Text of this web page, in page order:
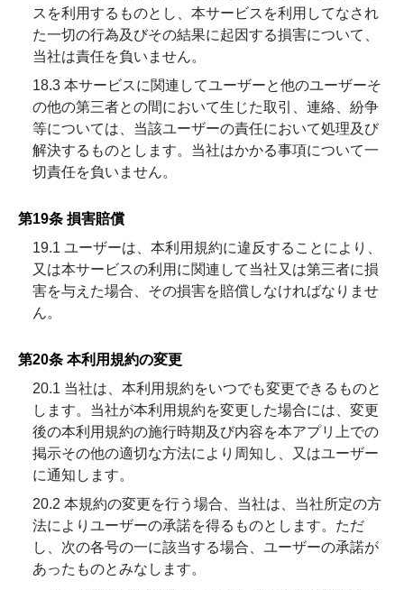
スを利用するものとし、本サービスを利用してなされ
た一切の行為及びその結果に起因する損害について、
当社は責任を負いません。
18.3 本サービスに関連してユーザーと他のユーザーそ
の他の第三者との間において生じた取引、連絡、紛争
等については、当該ユーザーの責任において処理及び
解決するものとします。当社はかかる事項について一
切責任を負いません。
第19条 損害賠償
19.1 ユーザーは、本利用規約に違反することにより、
又は本サービスの利用に関連して当社又は第三者に損
害を与えた場合、その損害を賠償しなければなりませ
ん。
第20条 本利用規約の変更
20.1 当社は、本利用規約をいつでも変更できるものと
します。当社が本利用規約を変更した場合には、変更
後の本利用規約の施行時期及び内容を本アプリ上での
掲示その他の適切な方法により周知し、又はユーザー
に通知します。
20.2 本規約の変更を行う場合、当社は、当社所定の方
法によりユーザーの承諾を得るものとします。ただ
し、次の各号の一に該当する場合、ユーザーの承諾が
あったものとみなします。